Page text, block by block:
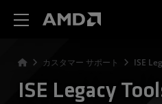
カスタマー サポート ISE
ISE Legacy